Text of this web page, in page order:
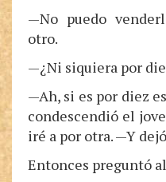
—No puedo
otro.
—¿Ni siquiera por
—Ah, si es por diez
condescendió el
iré a por otra. —Y
Entonces preguntó